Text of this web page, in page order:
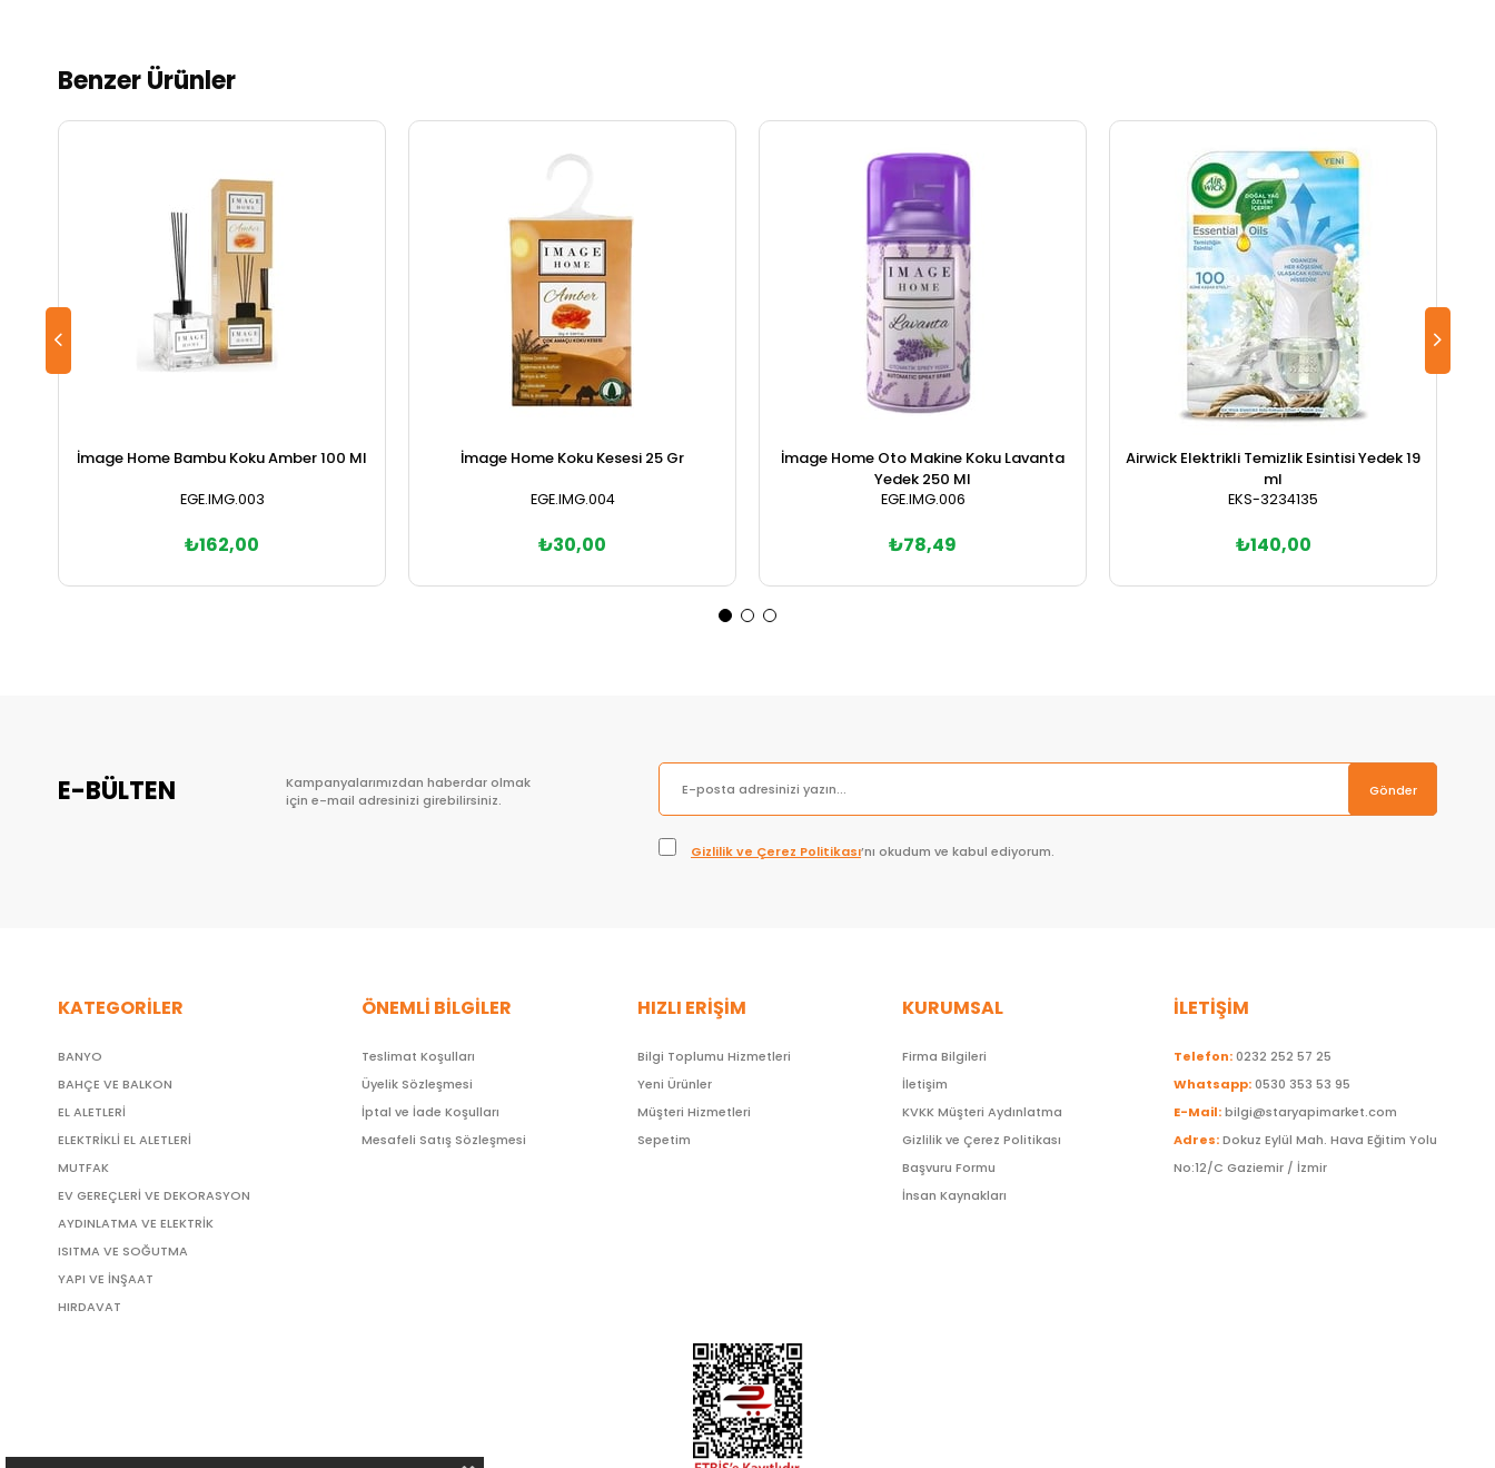
Benzer Ürünler
İmage Home Bambu Koku Amber 100 Ml
EGE.IMG.003
₺162,00
İmage Home Koku Kesesi 25 Gr
EGE.IMG.004
₺30,00
İmage Home Oto Makine Koku Lavanta
Yedek 250 Ml
EGE.IMG.006
₺78,49
Airwick Elektrikli Temizlik Esintisi Yedek 19
ml
EKS-3234135
₺140,00
E-BÜLTEN
Kampanyalarımızdan haberdar olmak
için e-mail adresinizi girebilirsiniz.
Gönder
Gizlilik ve Çerez Politikası’nı okudum ve kabul ediyorum.
KATEGORİLER
BANYO
BAHÇE VE BALKON
EL ALETLERİ
ELEKTRİKLİ EL ALETLERİ
MUTFAK
EV GEREÇLERİ VE DEKORASYON
AYDINLATMA VE ELEKTRİK
ISITMA VE SOĞUTMA
YAPI VE İNŞAAT
HIRDAVAT
ÖNEMLİ BİLGİLER
Teslimat Koşulları
Üyelik Sözleşmesi
İptal ve İade Koşulları
Mesafeli Satış Sözleşmesi
HIZLI ERİŞİM
Bilgi Toplumu Hizmetleri
Yeni Ürünler
Müşteri Hizmetleri
Sepetim
KURUMSAL
Firma Bilgileri
İletişim
KVKK Müşteri Aydınlatma
Gizlilik ve Çerez Politikası
Başvuru Formu
İnsan Kaynakları
İLETİŞİM
Telefon:0232 252 57 25
Whatsapp:0530 353 53 95
E-Mail:bilgi@staryapimarket.com
Adres:Dokuz Eylül Mah. Hava Eğitim Yolu
No:12/C Gaziemir / İzmir